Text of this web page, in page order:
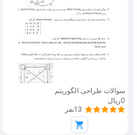
سوالات طراحی الگوریتم
0ریال
13نفر